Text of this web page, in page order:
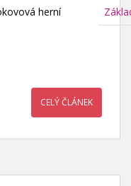
herní
CELÝ ČLÁNEK